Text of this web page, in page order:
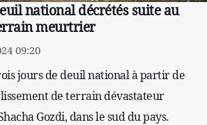
national décrétés suite au
meurtrier
09:20
jours de deuil national à partir de
de terrain dévastateur
Gozdi, dans le sud du pays.